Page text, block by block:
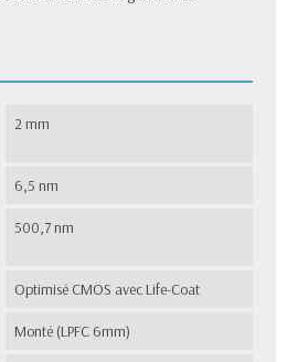
2 mm
6,5 nm
500,7 nm
Optimisé CMOS avec Life-Coat
Monté (LPFC 6mm)